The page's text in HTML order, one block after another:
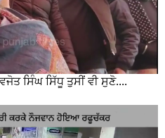
ਸਿੰਘ ਸਿੱਧੂ ਤੁਸੀਂ ਵੀ ਸੁਣੋ....